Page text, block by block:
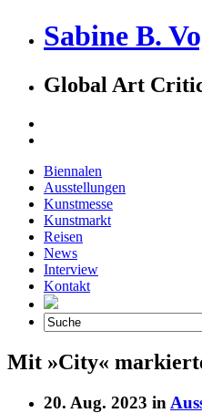
Sabine B.
Global Art
Biennalen
Ausstellungen
Kunstmesse
Kunstmarkt
Reisen
News
Interview
Kontakt
Mit »City«
20. Aug. 2023 in